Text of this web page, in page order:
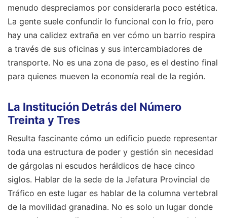
menudo despreciamos por considerarla poco estética.
La gente suele confundir lo funcional con lo frío, pero
hay una calidez extraña en ver cómo un barrio respira
a través de sus oficinas y sus intercambiadores de
transporte. No es una zona de paso, es el destino final
para quienes mueven la economía real de la región.
La Institución Detrás del Número
Treinta y Tres
Resulta fascinante cómo un edificio puede representar
toda una estructura de poder y gestión sin necesidad
de gárgolas ni escudos heráldicos de hace cinco
siglos. Hablar de la sede de la Jefatura Provincial de
Tráfico en este lugar es hablar de la columna vertebral
de la movilidad granadina. No es solo un lugar donde